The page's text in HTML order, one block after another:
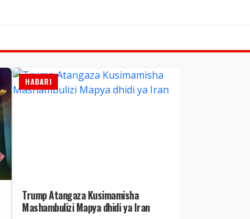
HABARI
Trump Atangaza Kusimamisha
Mashambulizi Mapya dhidi ya Iran